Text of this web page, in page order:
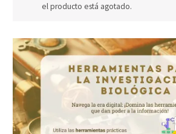
el producto está agotado.